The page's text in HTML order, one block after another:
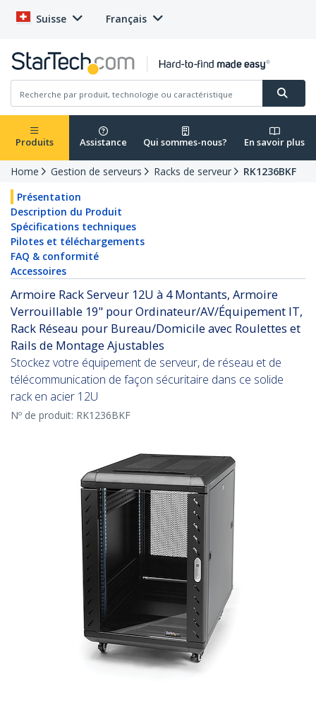
Suisse Français
Produits Assistance Qui sommes-nous? En savoir plus
Home Gestion de serveurs Racks de serveur
RK1236BKF
Présentation
Description du Produit
Spécifications techniques
Pilotes et téléchargements
FAQ & conformité
Accessoires
Armoire Rack Serveur 12U à 4 Montants, Armoire
Verrouillable 19" pour Ordinateur/AV/Équipement IT,
Rack Réseau pour Bureau/Domicile avec Roulettes et
Rails de Montage Ajustables
Stockez votre équipement de serveur, de réseau et de
télécommunication de façon sécuritaire dans ce solide
rack en acier 12U
Nº de produit: RK1236BKF